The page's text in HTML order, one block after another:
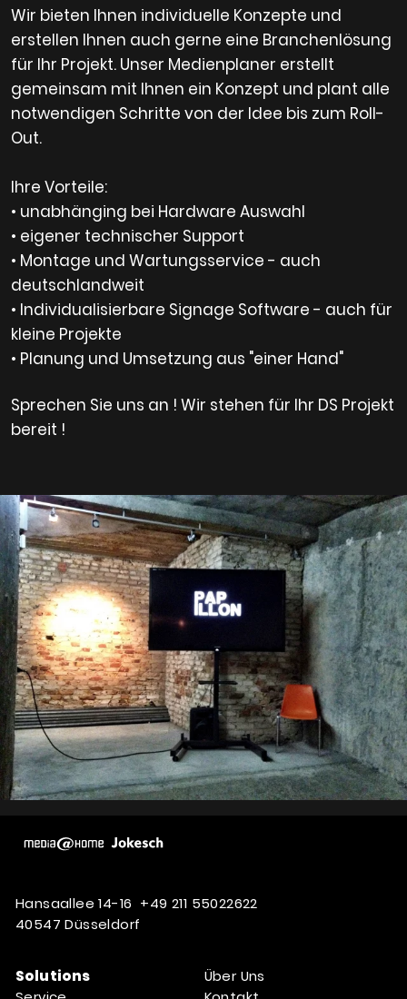
Wir bieten Ihnen individuelle Konzepte und
erstellen Ihnen auch gerne eine Branchenlösung
für Ihr Projekt. Unser Medienplaner erstellt
gemeinsam mit Ihnen ein Konzept und plant alle
notwendigen Schritte von der Idee bis zum Roll-
Out.
Ihre Vorteile:
• unabhänging bei Hardware Auswahl
• eigener technischer Support
• Montage und Wartungsservice - auch
deutschlandweit
• Individualisierbare Signage Software - auch für
kleine Projekte
• Planung und Umsetzung aus "einer Hand"
Sprechen Sie uns an ! Wir stehen für Ihr DS Projekt
bereit !
Hansaallee 14-16
40547 Düsseldorf
+49 211 55022622
Solutions
Über Uns